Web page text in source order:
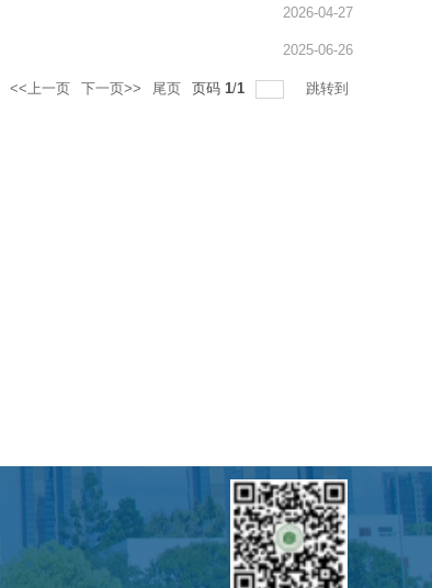
2026-04-27
2025-06-26
<<上一页 下一页>> 尾页 页码 1/1 跳转到